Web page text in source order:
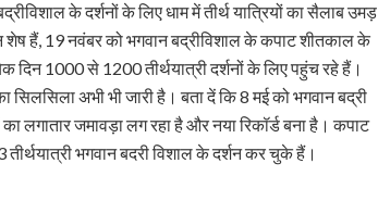
के दर्शनों के लिए धाम में तीर्थ यात्रियों का सैलाब उमड़
शेष हैं, 19 नवंबर को भगवान बद्रीविशाल के कपाट शीतकाल के
दिन 1000 से 1200 तीर्थयात्री दर्शनों के लिए पहुंच रहे हैं।
अभी भी जारी है। बता दें कि 8 मई को भगवान बद्री
लगातार जमावड़ा लग रहा है और नया रिकॉर्ड बना है। कपाट
भगवान बदरी विशाल के दर्शन कर चुके हैं।